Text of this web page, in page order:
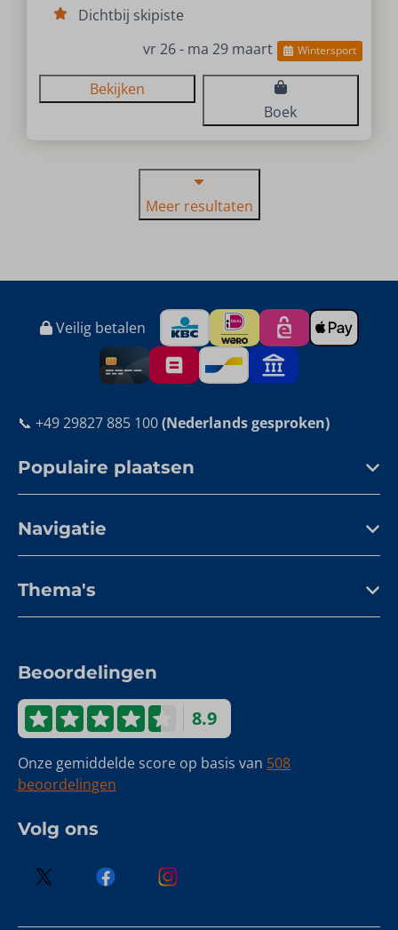
Dichtbij skipiste
vr 26 - ma 29 maart
Wintersport
Bekijken
Boek
Meer resultaten
Veilig betalen
📞 +49 29827 885 100(Nederlands gesproken)
Populaire plaatsen
Navigatie
Thema's
Beoordelingen
8.9
Onze gemiddelde score op basis van 508
beoordelingen
Volg ons